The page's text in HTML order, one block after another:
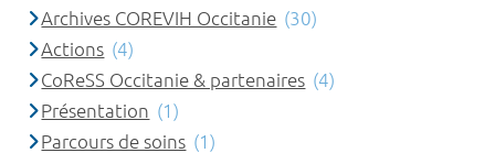
Archives COREVIH Occitanie (30)
Actions (4)
CoReSS Occitanie & partenaires (4)
Présentation (1)
Parcours de soins (1)